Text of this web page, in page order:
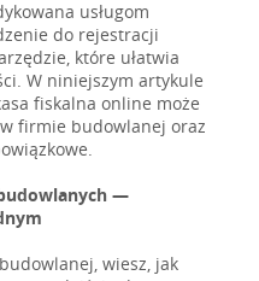
usługom
do rejestracji
które ułatwia
W niniejszym artykule
fiskalna online może
firmie budowlanej oraz
—
wiesz, jak